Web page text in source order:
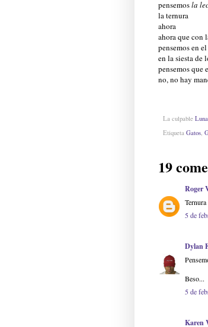
pensemosla
la ternura
ahora
ahora que con
pensemos en
en la siesta de
pensemos que
no, no hay
La culpable
Etiqueta Gatos,
19
Roger
5 de
Dylan
Beso...
5 de
Karen